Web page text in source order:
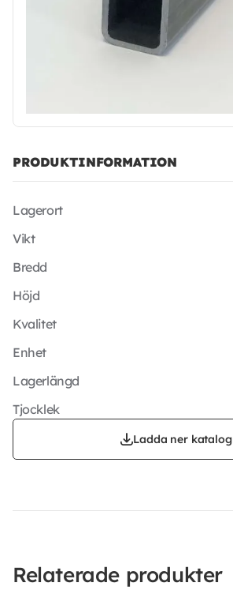
PRODUKTINFORMATION
Lagerort
Vikt
Bredd
Höjd
Kvalitet
Enhet
Lagerlängd
Tjocklek
Ladda ner katalog
Relaterade produkter